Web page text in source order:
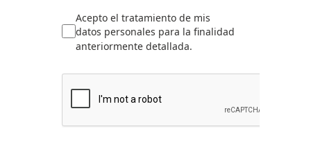
Acepto el tratamiento de mis
datos personales para la finalidad
anteriormente detallada.